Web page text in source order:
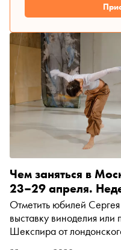
Чем заняться в
23–29 апреля.
Отметить юбилей
выставку виноделия или
Шекспира от